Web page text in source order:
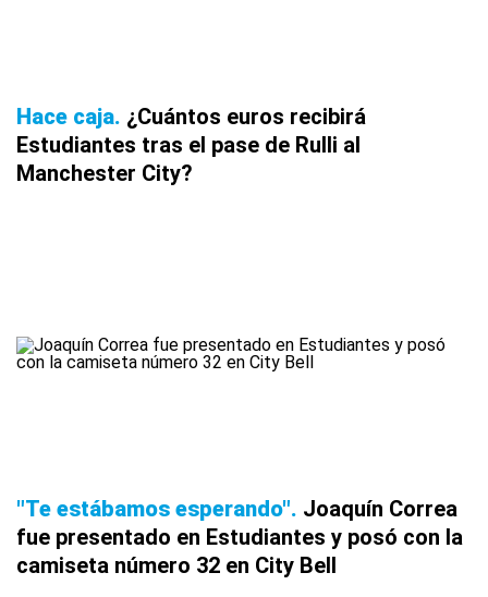
Hace caja ¿Cuántos euros recibirá
Estudiantes tras el pase de Rulli al
Manchester City?
"Te estábamos esperando" Joaquín Correa
fue presentado en Estudiantes y posó con la
camiseta número 32 en City Bell